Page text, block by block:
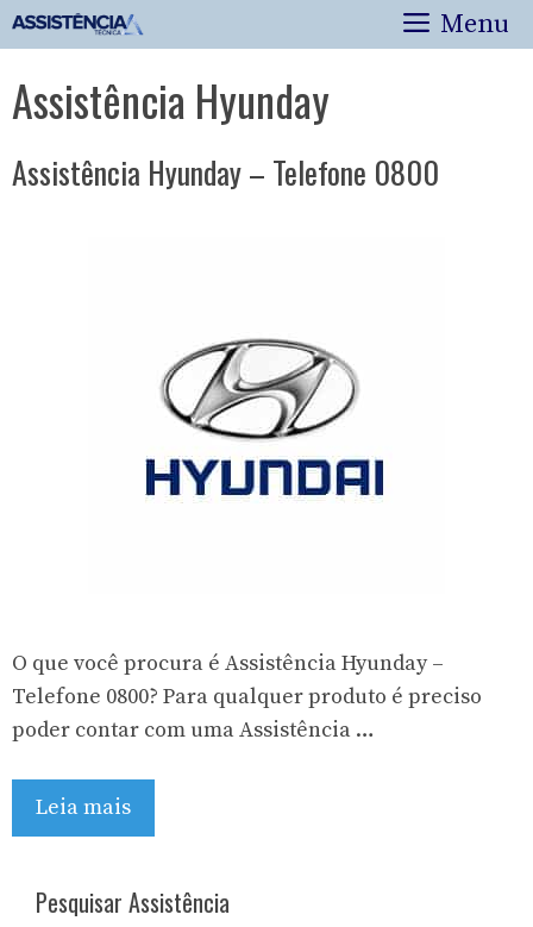
Pular
para
conteúdo
Menu
Assistência Hyunday
Assistência Hyunday – Telefone 0800
O que você procura é Assistência Hyunday –
Telefone 0800? Para qualquer produto é preciso
poder contar com uma Assistência …
Leia mais
Pesquisar Assistência